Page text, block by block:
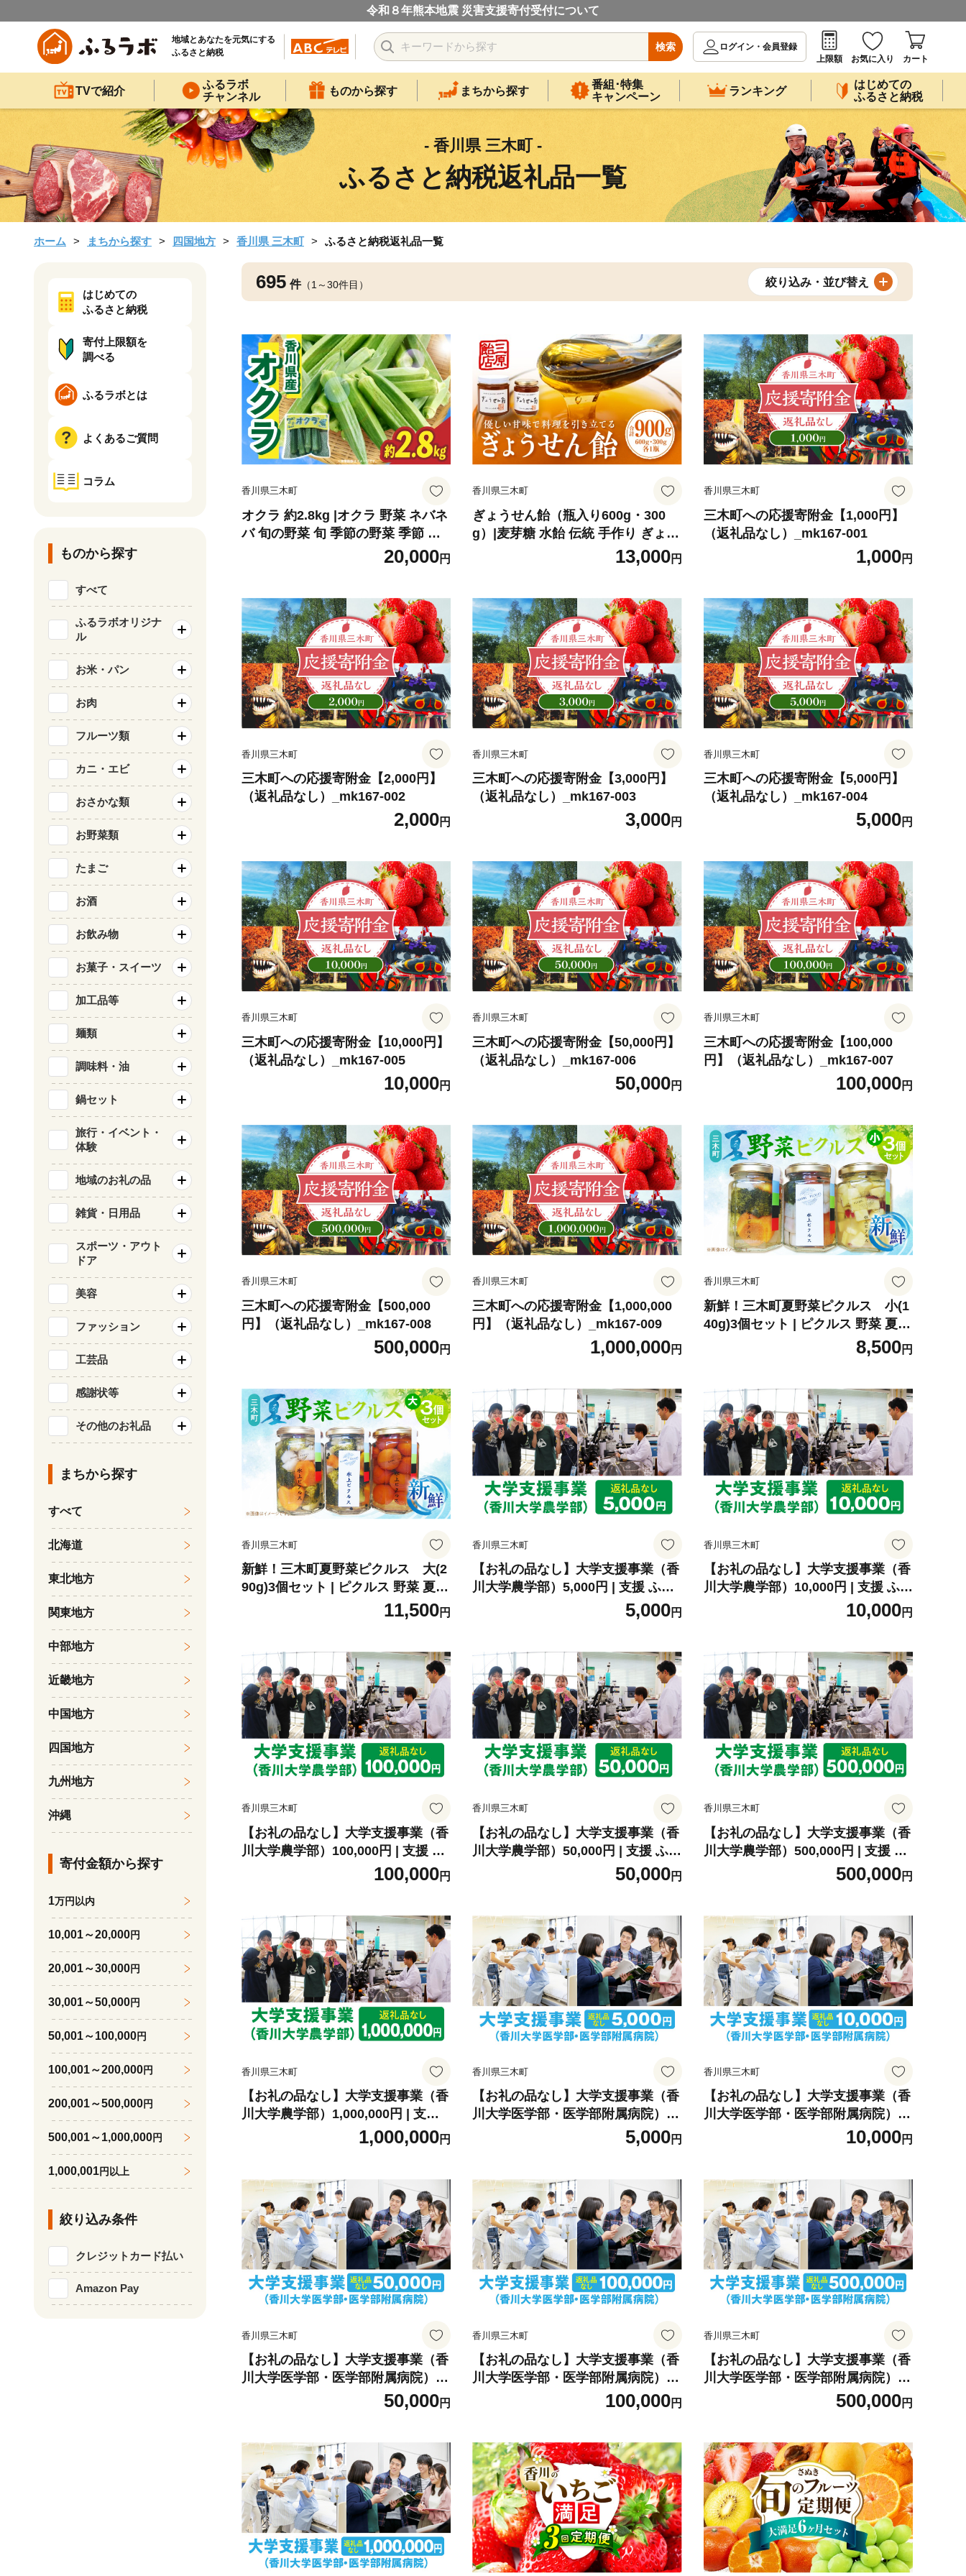
令和８年熊本地震 災害支援寄付受付について
地域とあなたを元気にする
ふるさと納税
検索
ログイン・会員登録
上限額
お気に入り カート
TVで紹介
ふるラボ
チャンネル
ものから探す まちから探す
番組･特集
キャンペーン
ランキング
はじめての
ふるさと納税
- 香川県 三木町 -
ふるさと納税返礼品一覧
ホーム まちから探す 四国地方 香川県 三木町 ふるさと納税返礼品一覧
695 件（1～30件目） 絞り込み・並び替え
香川県三木町
オクラ 約2.8kg |オクラ 野菜 ネバネ
バ 旬の野菜 旬 季節の野菜 季節 贈
答 贈り物 ギフト プレゼント おすそ
分け グルメ お取り寄せ 人気 おすす
木町 |_mk006-124
20,000円
香川県三木町
ぎょうせん飴（瓶入り600g・300
g）|麦芽糖 水飴 伝統 手作り ぎょう
せん飴 お見舞い 砂糖不使用 香川県
13,000円
香川県三木町
三木町への応援寄附金【1,000円】
（返礼品なし）_mk167-001
1,000円
香川県三木町
三木町への応援寄附金【2,000円】
（返礼品なし）_mk167-002
2,000円
香川県三木町
三木町への応援寄附金【3,000円】
（返礼品なし）_mk167-003
3,000円
香川県三木町
三木町への応援寄附金【5,000円】
（返礼品なし）_mk167-004
5,000円
香川県三木町
三木町への応援寄附金【10,000円】
（返礼品なし）_mk167-005
10,000円
香川県三木町
三木町への応援寄附金【50,000円】
（返礼品なし）_mk167-006
50,000円
香川県三木町
三木町への応援寄附金【100,000
円】（返礼品なし）_mk167-007
100,000円
香川県三木町
三木町への応援寄附金【500,000
円】（返礼品なし）_mk167-008
500,000円
香川県三木町
三木町への応援寄附金【1,000,000
円】（返礼品なし）_mk167-009
1,000,000円
香川県三木町
新鮮！三木町夏野菜ピクルス 小(1
40g)3個セット | ピクルス 野菜 夏野
菜 果物 フルーツ 漬物 お漬物 和風
洋風 デザート 酢たれ たれ ドレッシ
氷上ピクルス ひかみぴくるす おか
ず おすすめ 人気 香川県 三木町 |_m
k163-001
8,500円
香川県三木町
新鮮！三木町夏野菜ピクルス 大(2
90g)3個セット | ピクルス 野菜 夏野
菜 果物 フルーツ 漬物 お漬物 和風
洋風 デザート 酢たれ たれ 旬 季節
ひかみぴくるす おかず おすすめ 人
気 香川県 三木町 |_mk163-002
11,500円
香川県三木町
【お礼の品なし】大学支援事業（香
川大学農学部）5,000円 | 支援 ふる
さと支援 地元応援 応援 地元支援 教
育・研究・社会貢献活動 環境整備
5,000円
香川県三木町
【お礼の品なし】大学支援事業（香
川大学農学部）10,000円 | 支援 ふる
さと支援 地元応援 応援 地元支援 教
育・研究・社会貢献活動 環境整備
10,000円
香川県三木町
【お礼の品なし】大学支援事業（香
川大学農学部）100,000円 | 支援 ふ
るさと支援 地元応援 応援 地元支援
教育・研究・社会貢献活動 環境整
100,000円
香川県三木町
【お礼の品なし】大学支援事業（香
川大学農学部）50,000円 | 支援 ふる
さと支援 地元応援 応援 地元支援 教
育・研究・社会貢献活動 環境整備
50,000円
香川県三木町
【お礼の品なし】大学支援事業（香
川大学農学部）500,000円 | 支援 ふ
るさと支援 地元応援 応援 地元支援
教育・研究・社会貢献活動 環境整
500,000円
香川県三木町
【お礼の品なし】大学支援事業（香
川大学農学部）1,000,000円 | 支援
ふるさと支援 地元応援 応援 地元支
援 教育・研究・社会貢献活動 環境
1,000,000円
香川県三木町
【お礼の品なし】大学支援事業（香
川大学医学部・医学部附属病院）5,
000円 | 支援 ふるさと支援 地元応援
応援 地元支援 教育・研究・社会貢
k168-001
5,000円
香川県三木町
【お礼の品なし】大学支援事業（香
川大学医学部・医学部附属病院）1
0,000円 | 支援 ふるさと支援 地元応
援 応援 地元支援 教育・研究・社会
mk168-002
10,000円
香川県三木町
【お礼の品なし】大学支援事業（香
川大学医学部・医学部附属病院）5
0,000円 | 支援 ふるさと支援 地元応
援 応援 地元支援 教育・研究・社会
mk168-003
50,000円
香川県三木町
【お礼の品なし】大学支援事業（香
川大学医学部・医学部附属病院）10
0,000円 | 支援 ふるさと支援 地元応
援 応援 地元支援 教育・研究・社会
mk168-004
100,000円
香川県三木町
【お礼の品なし】大学支援事業（香
川大学医学部・医学部附属病院）50
0,000円 | 支援 ふるさと支援 地元応
援 応援 地元支援 教育・研究・社会
mk168-005
500,000円
はじめての
ふるさと納税
寄付上限額を
調べる
ふるラボとは
よくあるご質問
コラム
ものから探す
すべて
ふるラボオリジナ
ル
お米・パン
お肉
フルーツ類
カニ・エビ
おさかな類
お野菜類
たまご
お酒
お飲み物
お菓子・スイーツ
加工品等
麺類
調味料・油
鍋セット
旅行・イベント・
体験
地域のお礼の品
雑貨・日用品
スポーツ・アウト
ドア
美容
ファッション
工芸品
感謝状等
その他のお礼品
まちから探す
すべて
北海道
東北地方
関東地方
中部地方
近畿地方
中国地方
四国地方
九州地方
沖縄
寄付金額から探す
1万円以内
10,001～20,000円
20,001～30,000円
30,001～50,000円
50,001～100,000円
100,001～200,000円
200,001～500,000円
500,001～1,000,000円
1,000,001円以上
絞り込み条件
クレジットカード払い
Amazon Pay